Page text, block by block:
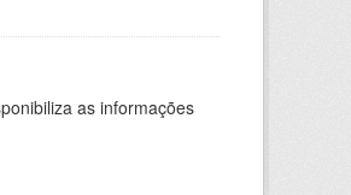
as informações